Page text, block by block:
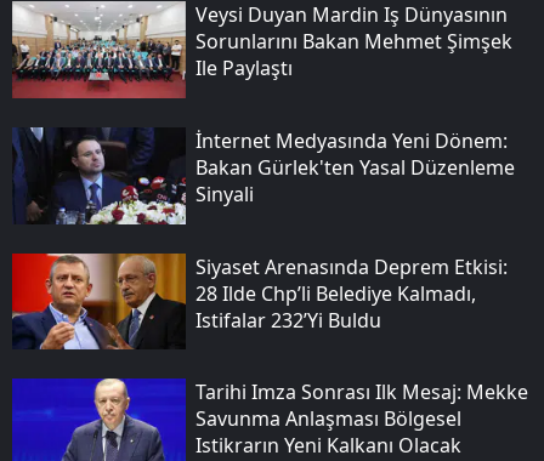
Veysi Duyan Mardin Iş Dünyasının
Sorunlarını Bakan Mehmet Şimşek
Ile Paylaştı
İnternet Medyasında Yeni Dönem:
Bakan Gürlek'ten Yasal Düzenleme
Sinyali
Siyaset Arenasında Deprem Etkisi:
28 Ilde Chp’li Belediye Kalmadı,
Istifalar 232’yi Buldu
Tarihi Imza Sonrası Ilk Mesaj: Mekke
Savunma Anlaşması Bölgesel
Istikrarın Yeni Kalkanı Olacak